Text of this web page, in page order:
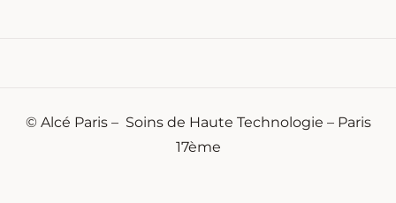
© Alcé Paris– Soins de Haute Technologie – Paris
17ème